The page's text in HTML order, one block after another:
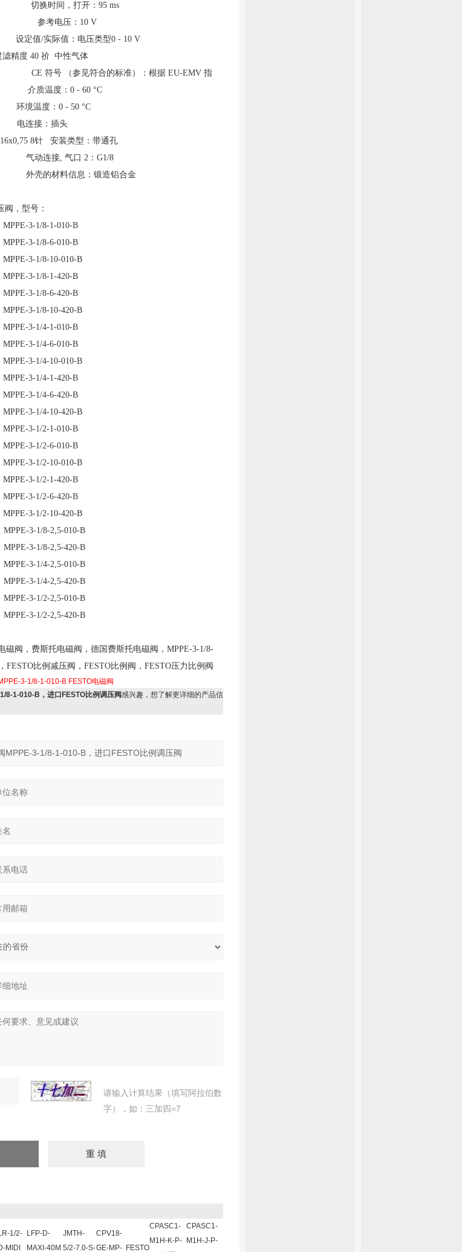
切换时间，打开 ： 95 ms
参考电压 ： 10 V
设定值/实际值 ： 电压类型0 - 10 V
滤精度 40 祄 中性气体
CE 符号 （参见符合的标准） ： 根据 EU-EMV 指
介质温度 ： 0 - 60 °C
环境温度 ： 0 - 50 °C
电连接 ： 插头
8针 安装类型 ： 带通孔
气动连接, 气口 2 ： G1/8
外壳的材料信息 ： 锻造铝合金
阀 ，型号：
3-1/8-1-010-B
3-1/8-6-010-B
3-1/8-10-010-B
3-1/8-1-420-B
3-1/8-6-420-B
3-1/8-10-420-B
3-1/4-1-010-B
3-1/4-6-010-B
3-1/4-10-010-B
3-1/4-1-420-B
3-1/4-6-420-B
3-1/4-10-420-B
3-1/2-1-010-B
3-1/2-6-010-B
3-1/2-10-010-B
3-1/2-1-420-B
3-1/2-6-420-B
3-1/2-10-420-B
3-1/8-2,5-010-B
3-1/8-2,5-420-B
3-1/4-2,5-010-B
3-1/4-2,5-420-B
3-1/2-2,5-010-B
3-1/2-2,5-420-B
磁阀，费斯托电磁阀，德国费斯托电磁阀， MPPE-3-1/8-
FESTO比例减压阀， FESTO比例阀， FESTO压力比例阀
3-1/8-1-010-B FESTO电磁阀
8-1-010-B，进口FESTO比例调压阀感兴趣，想了解更详细的产品信
请输入计算结果（填写阿拉伯数
字），如：三加四=7
1/2-
MIDI
LFP-D-
MAXI-40M
JMTH-
5/2-7.0-S-
CPV18-
GE-MP- FESTO
CPASC1-
M1H-K-P-
CPASC1-
M1H-J-P-